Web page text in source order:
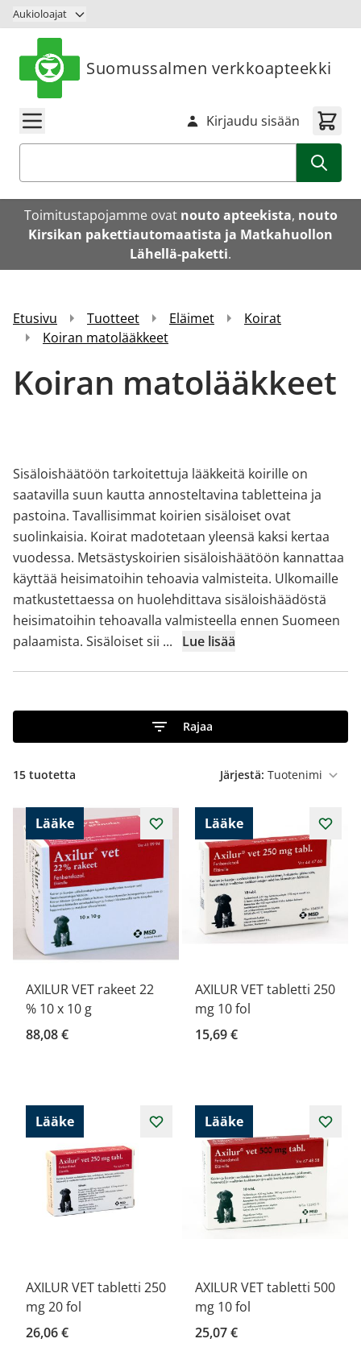
Siirry sisältöön
Aukioloajat
Suomussalmen verkkoapteekki
Kirjaudu sisään
Toimitustapojamme ovat nouto apteekista, nouto
Kirsikan pakettiautomaatista ja Matkahuollon
Lähellä-paketti.
Etusivu Tuotteet Eläimet
Koirat
Koiran matolääkkeet
Koiran matolääkkeet
Sisäloishäätöön tarkoitettuja lääkkeitä koirille on
saatavilla suun kautta annosteltavina tabletteina ja
pastoina. Tavallisimmat koirien sisäloiset ovat
suolinkaisia. Koirat madotetaan yleensä kaksi kertaa
vuodessa. Metsästyskoirien sisäloishäätöön kannattaa
käyttää heisimatoihin tehoavia valmisteita. Ulkomaille
matkustettaessa on huolehdittava sisäloishäädöstä
heisimatoihin tehoavalla valmisteella ennen Suomeen
palaamista. Sisäloiset sii ... Lue lisää
Rajaa
15 tuotetta Järjestä:
Lääke
AXILUR VET rakeet 22
% 10 x 10 g
88,08 €
Lääke
AXILUR VET tabletti 250
mg 10 fol
15,69 €
Lääke
AXILUR VET tabletti 250
mg 20 fol
26,06 €
Lääke
AXILUR VET tabletti 500
mg 10 fol
25,07 €